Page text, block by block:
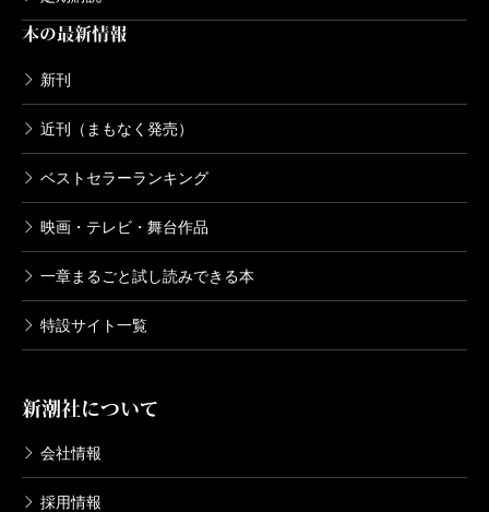
本の最新情報
新刊
近刊（まもなく発売）
ベストセラーランキング
映画・テレビ・舞台作品
一章まるごと試し読みできる本
特設サイト一覧
新潮社について
会社情報
採用情報